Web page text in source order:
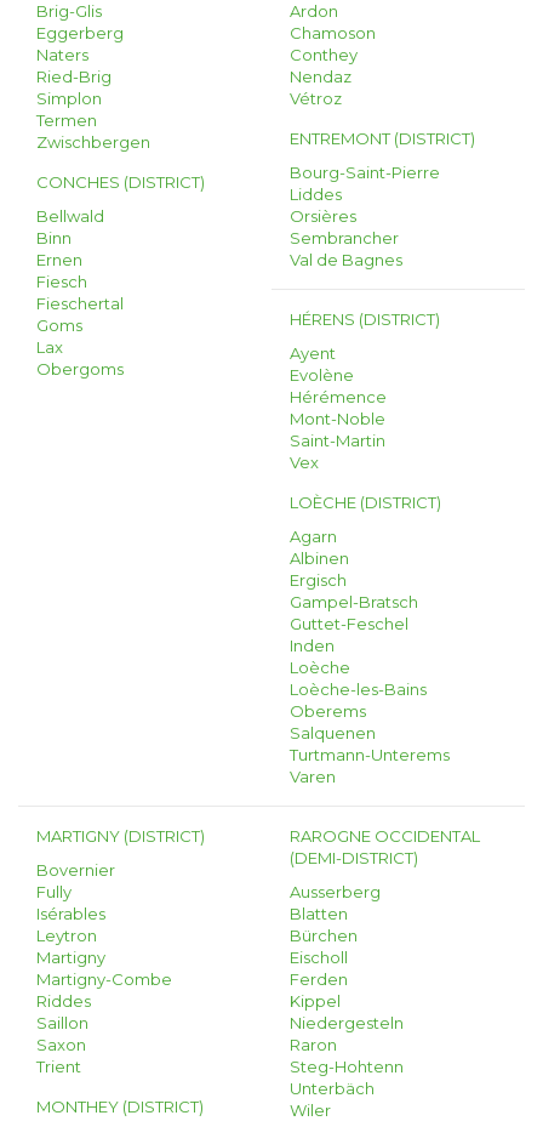
Brig-Glis
Eggerberg
Naters
Ried-Brig
Simplon
Termen
Zwischbergen
CONCHES (DISTRICT)
Bellwald
Binn
Ernen
Fiesch
Fieschertal
Goms
Lax
Obergoms
Ardon
Chamoson
Conthey
Nendaz
Vétroz
ENTREMONT (DISTRICT)
Bourg-Saint-Pierre
Liddes
Orsières
Sembrancher
Val de Bagnes
HÉRENS (DISTRICT)
Ayent
Evolène
Hérémence
Mont-Noble
Saint-Martin
Vex
LOÈCHE (DISTRICT)
Agarn
Albinen
Ergisch
Gampel-Bratsch
Guttet-Feschel
Inden
Loèche
Loèche-les-Bains
Oberems
Salquenen
Turtmann-Unterems
Varen
MARTIGNY (DISTRICT)
Bovernier
Fully
Isérables
Leytron
Martigny
Martigny-Combe
Riddes
Saillon
Saxon
Trient
MONTHEY (DISTRICT)
RAROGNE OCCIDENTAL
(DEMI-DISTRICT)
Ausserberg
Blatten
Bürchen
Eischoll
Ferden
Kippel
Niedergesteln
Raron
Steg-Hohtenn
Unterbäch
Wiler